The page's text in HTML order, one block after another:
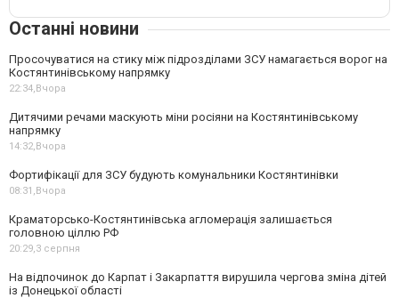
Останні новини
Просочуватися на стику між підрозділами ЗСУ намагається ворог на
Костянтинівському напрямку
22:34,Вчора
Дитячими речами маскують міни росіяни на Костянтинівському
напрямку
14:32,Вчора
Фортифікації для ЗСУ будують комунальники Костянтинівки
08:31,Вчора
Краматорсько-Костянтинівська агломерація залишається
головною ціллю РФ
20:29,3 серпня
На відпочинок до Карпат і Закарпаття вирушила чергова зміна дітей
із Донецької області